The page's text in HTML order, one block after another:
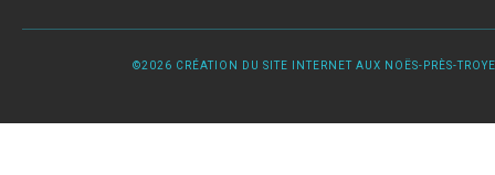
©2026 CRÉATION DU SITE INTERNET AUX NOËS-PRÈS-